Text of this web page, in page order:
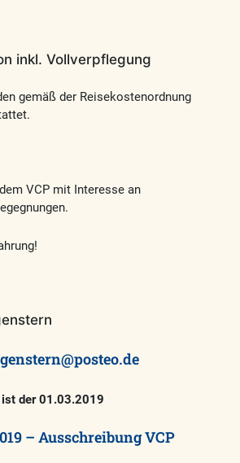
inkl. Vollverpflegung
gemäß der Reisekostenordnung
VCP mit Interesse an
der 01.03.2019
– Ausschreibung VCP